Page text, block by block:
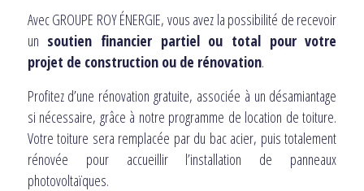
Avec GROUPE ROY ÉNERGIE, vous avez la possibilité de recevoir
un soutien financier partiel ou total pour votre
projet de construction ou de rénovation.
Profitez d’une rénovation gratuite, associée à un désamiantage
si nécessaire, grâce à notre programme de location de toiture.
Votre toiture sera remplacée par du bac acier, puis totalement
rénovée pour accueillir l’installation de panneaux
photovoltaïques.